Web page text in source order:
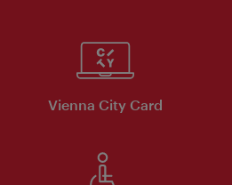
Vienna City Card